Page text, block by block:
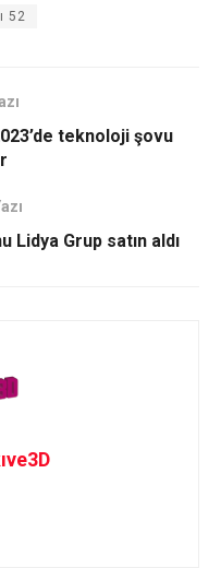
52
teknoloji şovu
Grup satın aldı